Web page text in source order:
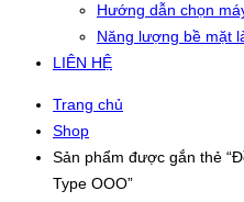
Hướng dẫn chọn
Năng lượng bề mặt
LIÊN HỆ
Trang chủ
Shop
Sản phẩm được gắn thẻ
Type OOO”